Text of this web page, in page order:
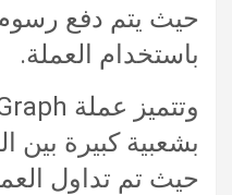
حيث يتم دفع
باستخدام العملة.
بشعبية كبيرة بين
حيث تم تداول